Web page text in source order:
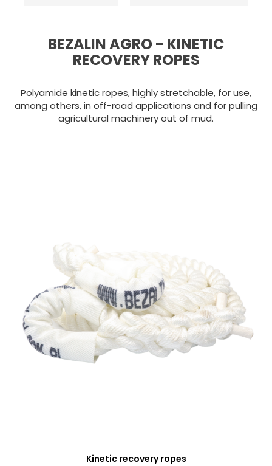
BEZALIN AGRO - KINETIC
RECOVERY ROPES
Polyamide kinetic ropes, highly stretchable, for use,
among others, in off-road applications and for pulling
agricultural machinery out of mud.
Kinetic recovery ropes